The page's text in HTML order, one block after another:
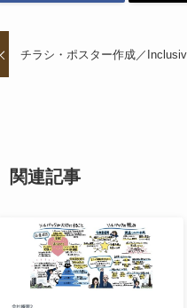
チラシ・ポスター作成／
関連記事